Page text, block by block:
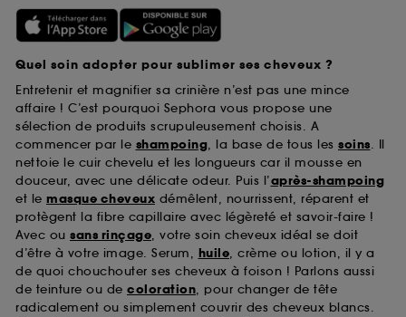
Quel soin adopter pour sublimer ses cheveux ?
Entretenir et magnifier sa crinière n’est pas une mince
affaire ! C’est pourquoi Sephora vous propose une
sélection de produits scrupuleusement choisis. A
commencer par le shampoing, la base de tous les soins. Il
nettoie le cuir chevelu et les longueurs car il mousse en
douceur, avec une délicate odeur. Puis l’après-shampoing
et le masque cheveux démêlent, nourrissent, réparent et
protègent la fibre capillaire avec légèreté et savoir-faire !
Avec ou sans rinçage, votre soin cheveux idéal se doit
d’être à votre image. Serum, huile, crème ou lotion, il y a
de quoi chouchouter ses cheveux à foison ! Parlons aussi
de teinture ou de coloration, pour changer de tête
radicalement ou simplement couvrir des cheveux blancs.